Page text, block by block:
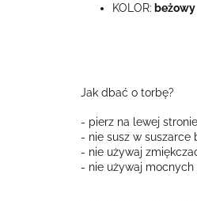
KOLOR: beżowy
Jak dbać o torbę?
- pierz na lewej
- nie susz w suszarce
- nie używaj
- nie używaj